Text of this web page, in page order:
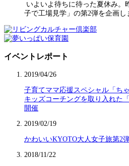
いよいよ待ちに待った夏休み。
子で工場見学」の第2弾を企画
イベントレポート
2019/04/26
子育てママ応援スペシャル「ち
キッズコーチングを取り入れた
開催
2019/02/19
かわいいKYOTO大人女子旅第2
2018/11/22